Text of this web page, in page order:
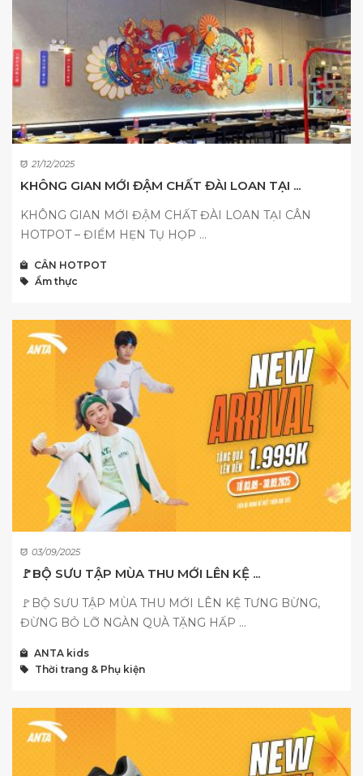
21/12/2025
KHÔNG GIAN MỚI ĐẬM CHẤT ĐÀI LOAN TẠI ...
KHÔNG GIAN MỚI ĐẬM CHẤT ĐÀI LOAN TẠI CÂN
HOTPOT – ĐIỂM HẸN TỤ HỌP ...
CÂN HOTPOT
Ẩm thực
03/09/2025
🚩BỘ SƯU TẬP MÙA THU MỚI LÊN KỆ ...
🚩BỘ SƯU TẬP MÙA THU MỚI LÊN KỆ TƯNG BỪNG,
ĐỪNG BỎ LỠ NGÀN QUÀ TẶNG HẤP ...
ANTA kids
Thời trang & Phụ kiện